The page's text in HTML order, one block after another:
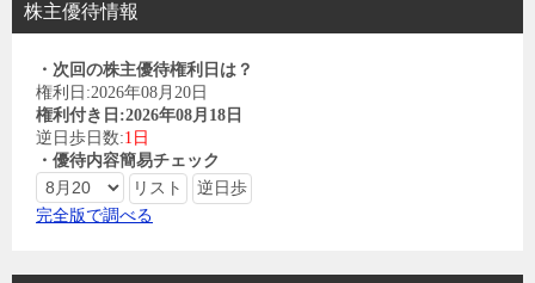
株主優待情報
・次回の株主優待権利日は？
権利日:2026年08月20日
権利付き日:2026年08月18日
逆日歩日数:1日
・優待内容簡易チェック
完全版で調べる